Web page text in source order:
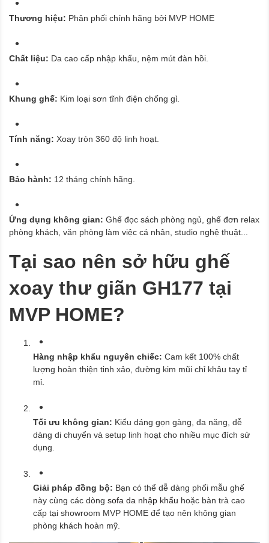
Thương hiệu: Phân phối chính hãng bởi MVP HOME
Chất liệu: Da cao cấp nhập khẩu, nệm mút đàn hồi.
Khung ghế: Kim loại sơn tĩnh điện chống gỉ.
Tính năng: Xoay tròn 360 độ linh hoạt.
Bảo hành: 12 tháng chính hãng.
Ứng dụng không gian: Ghế đọc sách phòng ngủ, ghế đơn relax
phòng khách, văn phòng làm việc cá nhân, studio nghệ thuật...
Tại sao nên sở hữu ghế
xoay thư giãn GH177 tại
MVP HOME?
Hàng nhập khẩu nguyên chiếc: Cam kết 100% chất
lượng hoàn thiện tinh xảo, đường kim mũi chỉ khâu tay tỉ
mỉ.
Tối ưu không gian: Kiểu dáng gọn gàng, đa năng, dễ
dàng di chuyển và setup linh hoạt cho nhiều mục đích sử
dụng.
Giải pháp đồng bộ: Bạn có thể dễ dàng phối mẫu ghế
này cùng các dòng sofa da nhập khẩu hoặc bàn trà cao
cấp tại showroom MVP HOME để tạo nên không gian
phòng khách hoàn mỹ.